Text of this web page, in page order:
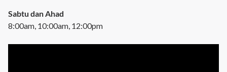
Sabtu dan Ahad
8:00am, 10:00am, 12:00pm